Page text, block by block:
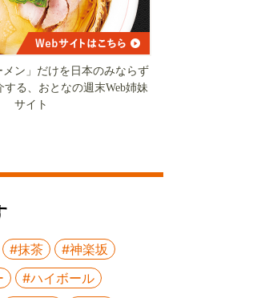
メン」だけを日本のみならず
る、おとなの週末Web姉妹
サイト
#抹茶
#神楽坂
#ハイボール